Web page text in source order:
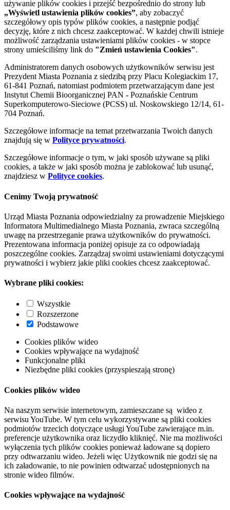
używanie plików cookies i przejść bezpośrednio do strony lub
„Wyświetl ustawienia plików cookies”, aby zobaczyć
szczegółowy opis typów plików cookies, a następnie podjąć
decyzję, które z nich chcesz zaakceptować. W każdej chwili istnieje
możliwość zarządzania ustawieniami plików cookies - w stopce
strony umieściliśmy link do "Zmień ustawienia Cookies".
Administratorem danych osobowych użytkowników serwisu jest
Prezydent Miasta Poznania z siedzibą przy Placu Kolegiackim 17,
61-841 Poznań, natomiast podmiotem przetwarzającym dane jest
Instytut Chemii Bioorganicznej PAN - Poznańskie Centrum
Superkomputerowo-Sieciowe (PCSS) ul. Noskowskiego 12/14, 61-
704 Poznań.
Szczegółowe informacje na temat przetwarzania Twoich danych
znajdują się w Polityce prywatności.
Szczegółowe informacje o tym, w jaki sposób używane są pliki
cookies, a także w jaki sposób można je zablokować lub usunąć,
znajdziesz w Polityce cookies.
Cenimy Twoją prywatność
Urząd Miasta Poznania odpowiedzialny za prowadzenie Miejskiego
Informatora Multimedialnego Miasta Poznania, zwraca szczególną
uwagę na przestrzeganie prawa użytkowników do prywatności.
Prezentowana informacja poniżej opisuje za co odpowiadają
poszczególne cookies. Zarządzaj swoimi ustawieniami dotyczącymi
prywatności i wybierz jakie pliki cookies chcesz zaakceptować.
Wybrane pliki cookies:
Wszystkie
Rozszerzone
Podstawowe
Cookies plików wideo
Cookies wpływające na wydajność
Funkcjonalne pliki
Niezbędne pliki cookies (przyspieszają stronę)
Cookies plików wideo
Na naszym serwisie internetowym, zamieszczane są wideo z
serwisu YouTube. W tym celu wykorzystywane są pliki cookies
podmiotów trzecich dotyczące usługi YouTube zawierające m.in.
preferencje użytkownika oraz liczydło kliknięć. Nie ma możliwości
wyłączenia tych plików cookies ponieważ ładowane są dopiero
przy odtwarzaniu wideo. Jeżeli więc Użytkownik nie godzi się na
ich załadowanie, to nie powinien odtwarzać udostępnionych na
stronie wideo filmów.
Cookies wpływające na wydajność